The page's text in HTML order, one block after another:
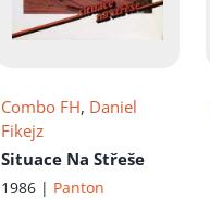
Combo FH, Daniel
Fikejz
Situace Na Střeše
1986 | Panton